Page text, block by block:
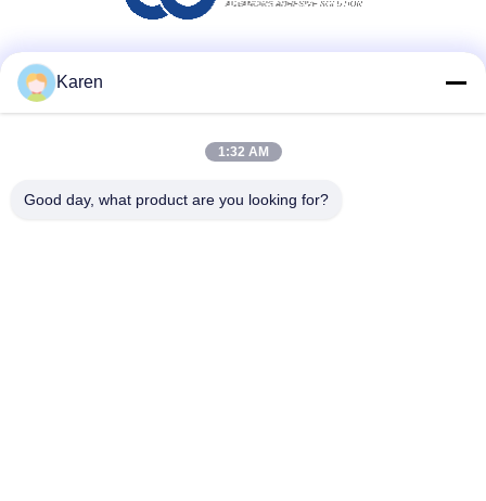
Karen
1:32 AM
Good day, what product are you looking for?